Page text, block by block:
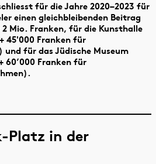
für die Jahre 2020–2023 für
einen gleichbleibenden Beitrag
Mio. Franken, für die Kunsthalle
45'000 Franken für
für das Jüdische Museum
60’000 Franken für
Platz in der